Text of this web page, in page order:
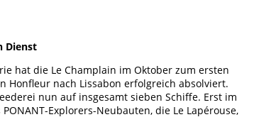
Dienst
hat die Le Champlain im Oktober zum ersten
Honfleur nach Lissabon erfolgreich absolviert.
nun auf insgesamt sieben Schiffe. Erst im
Explorers-Neubauten, die Le Lapérouse,